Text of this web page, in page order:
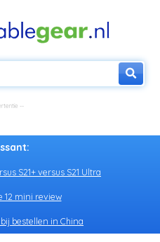
S21+ versus S21 Ultra
12 mini review
bestellen in China